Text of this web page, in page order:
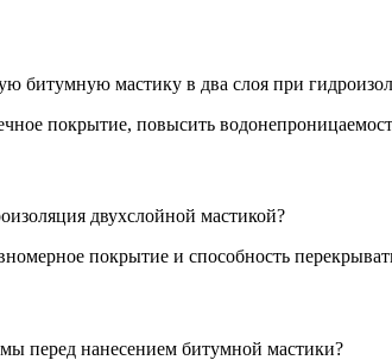
битумную мастику в два слоя при
покрытие, повысить
двухслойной мастикой?
покрытие и способность
перед нанесением битумной мастики?